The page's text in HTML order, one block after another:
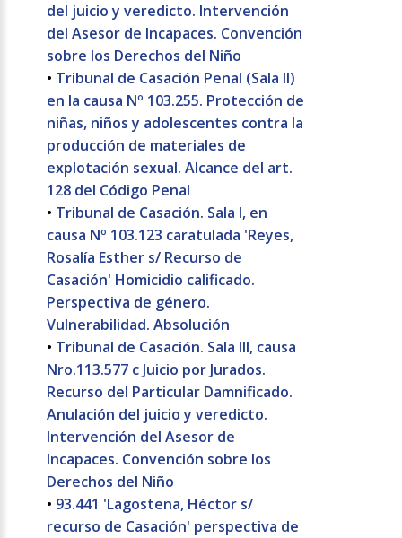
del juicio y veredicto. Intervención
del Asesor de Incapaces. Convención
sobre los Derechos del Niño
• Tribunal de Casación Penal (Sala II)
en la causa Nº 103.255. Protección de
niñas, niños y adolescentes contra la
producción de materiales de
explotación sexual. Alcance del art.
128 del Código Penal
• Tribunal de Casación. Sala I, en
causa Nº 103.123 caratulada 'Reyes,
Rosalía Esther s/ Recurso de
Casación' Homicidio calificado.
Perspectiva de género.
Vulnerabilidad. Absolución
• Tribunal de Casación. Sala III, causa
Nro.113.577 c Juicio por Jurados.
Recurso del Particular Damnificado.
Anulación del juicio y veredicto.
Intervención del Asesor de
Incapaces. Convención sobre los
Derechos del Niño
• 93.441 'Lagostena, Héctor s/
recurso de Casación' perspectiva de